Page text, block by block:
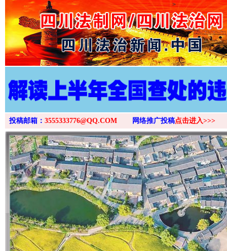
>
投稿邮箱： 3555333776@QQ.COM 网络推广投稿点击进入>>>